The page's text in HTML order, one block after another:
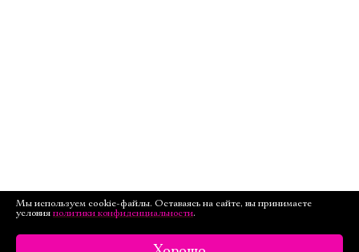
Мы используем cookie-файлы. Оставаясь на сайте, вы принимаете
условия политики конфиденциальности.